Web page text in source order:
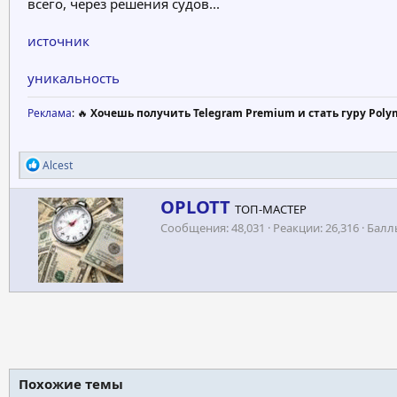
всего, через решения судов...
источник
уникальность
Реклама: 🔥 Хочешь получить Telegram Premium и стать гуру
Р
е
а
к
ц
и
и
:
Alcest
А
в
т
OPLOTT ТОП-МАСТЕР
Сообщения 48,031 Реакции 26,316
Похожие темы